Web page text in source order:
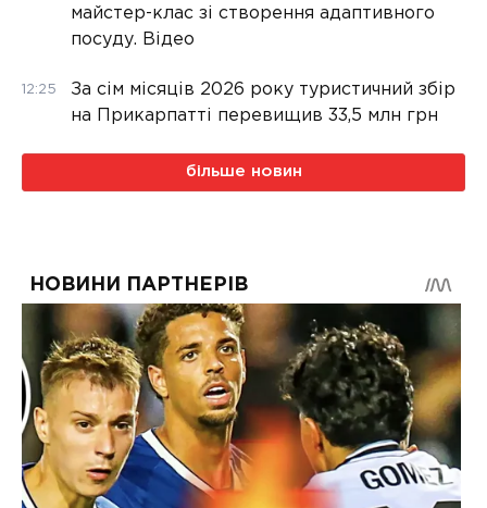
майстер-клас зі створення адаптивного
посуду. Відео
12:25
За сім місяців 2026 року туристичний збір
на Прикарпатті перевищив 33,5 млн грн
більше новин